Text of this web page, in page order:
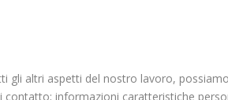
altri aspetti del nostro lavoro,
informazioni caratteristiche